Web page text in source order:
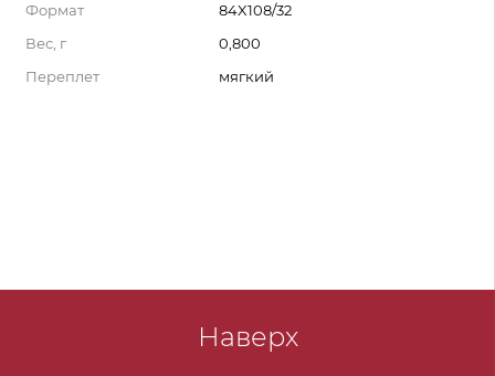
Формат
84X108/32
Вес, г
0,800
Переплет
мягкий
Наверх